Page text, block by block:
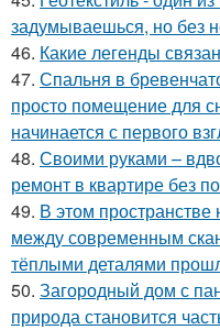
задумываешься, но без
46. Какие легенды
47. Спальня в
просто помещение для
начинается с первого
48. Своими руками –
ремонт в квартире без
49. В этом
между современным
тёплыми деталями
50. Загородный дом с
природа становится